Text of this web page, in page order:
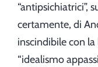
“antipsichiatrici”,
certamente, di
inscindibile con
“idealismo